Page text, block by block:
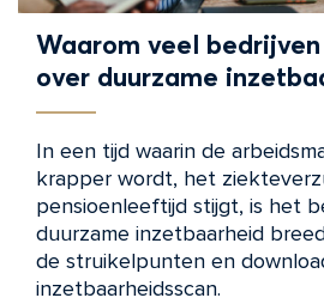
Waarom veel
over duurzame
In een tijd waarin de
krapper wordt, het
pensioenleeftijd stijgt, is het
duurzame inzetbaarheid
de struikelpunten en
inzetbaarheidsscan.